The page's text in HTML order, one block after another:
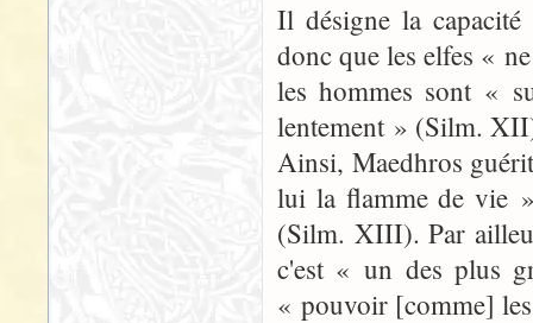
Il désigne la
donc que les elfes «
les hommes sont «
lentement » (Silm.
Ainsi, Maedhros
lui la flamme de vie
(Silm. XIII). Par
c'est « un des plus
« pouvoir [comme]